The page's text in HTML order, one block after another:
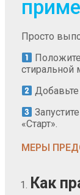
Просто
Добавьте
«Старт».
МЕРЫ
Как